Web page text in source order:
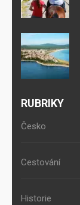
RUBRIKY
Česko
Cestování
Historie